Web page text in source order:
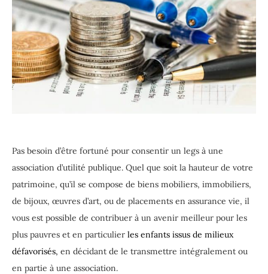
Pas besoin d’être fortuné pour consentir un legs à une
association d’utilité publique. Quel que soit la hauteur de votre
patrimoine, qu’il se compose de biens mobiliers, immobiliers,
de bijoux, œuvres d’art, ou de placements en assurance vie, il
vous est possible de contribuer à un avenir meilleur pour les
plus pauvres et en particulier les enfants issus de milieux
défavorisés, en décidant de le transmettre intégralement ou
en partie à une association.